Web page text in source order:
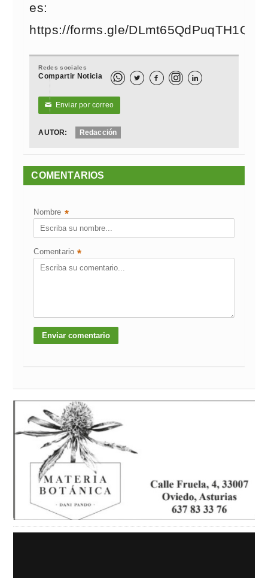
es:
https://forms.gle/DLmt65QdPuqTH1Q8A
Redes sociales
Compartir Noticia   
✉ Enviar por correo
AUTOR: Redacción
COMENTARIOS
Nombre *
Comentario *